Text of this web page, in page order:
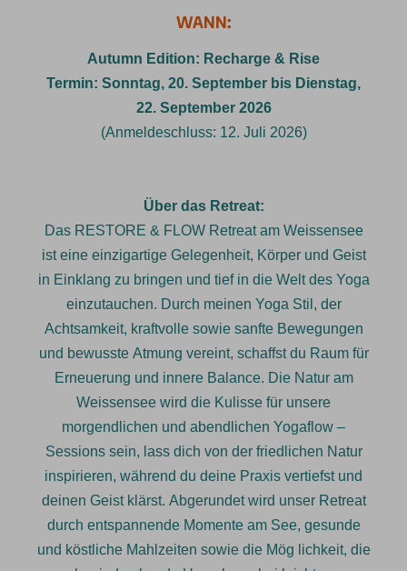
WANN:
Autumn Edition: Recharge & Rise
Termin: Sonntag, 20. September bis Dienstag,
22. September 2026
(Anmeldeschluss: 12. Juli 2026)
Über das Retreat:
Das RESTORE & FLOW Retreat am Weissensee
ist eine einzigartige Gelegenheit, Körper und Geist
in Einklang zu bringen und tief in die Welt des Yoga
einzutauchen. Durch meinen Yoga Stil, der
Achtsamkeit, kraftvolle sowie sanfte Bewegungen
und bewusste Atmung vereint, schaffst du Raum für
Erneuerung und innere Balance. Die Natur am
Weissensee wird die Kulisse für unsere
morgendlichen und abendlichen Yogaflow –
Sessions sein, lass dich von der friedlichen Natur
inspirieren, während du deine Praxis vertiefst und
deinen Geist klärst. Abgerundet wird unser Retreat
durch entspannende Momente am See, gesunde
und köstliche Mahlzeiten sowie die Mög lichkeit, die